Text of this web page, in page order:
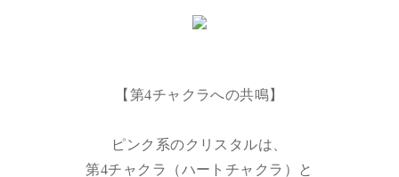
【第4チャクラへの共鳴】
ピンク系のクリスタルは、
第4チャクラ（ハートチャクラ）と